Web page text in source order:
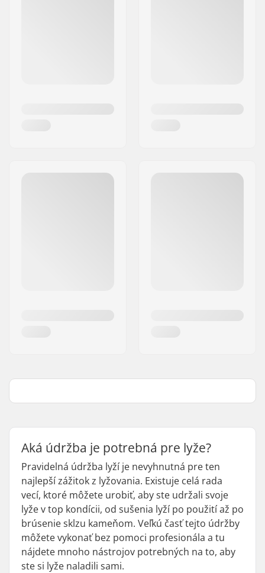
Aká údržba je potrebná pre lyže?
Pravidelná údržba lyží je nevyhnutná pre ten
najlepší zážitok z lyžovania. Existuje celá rada
vecí, ktoré môžete urobiť, aby ste udržali svoje
lyže v top kondícii, od sušenia lyží po použití až po
brúsenie sklzu kameňom. Veľkú časť tejto údržby
môžete vykonať bez pomoci profesionála a tu
nájdete mnoho nástrojov potrebných na to, aby
ste si lyže naladili sami.